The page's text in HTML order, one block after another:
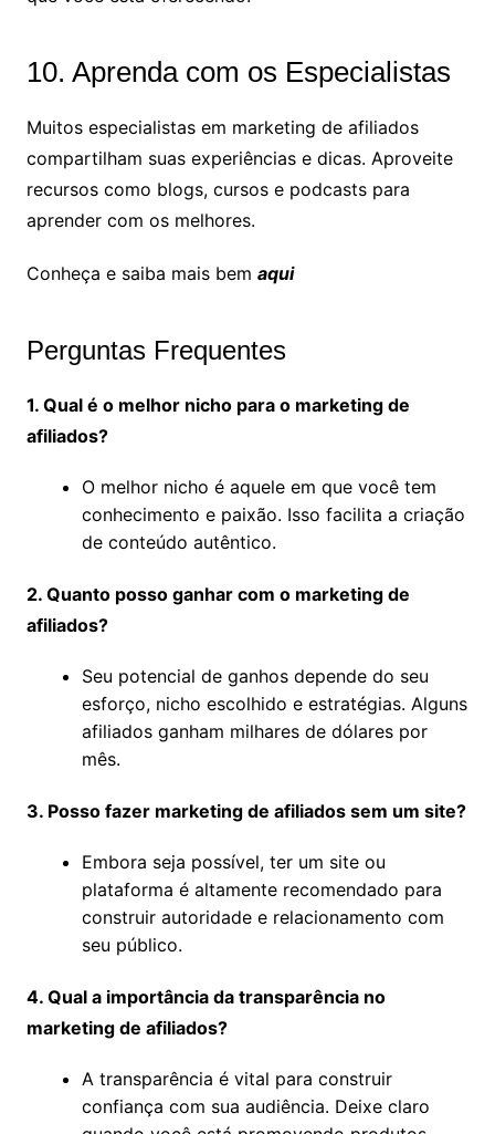
10. Aprenda com os Especialistas
Muitos especialistas em marketing de afiliados
compartilham suas experiências e dicas. Aproveite
recursos como blogs, cursos e podcasts para
aprender com os melhores.
Conheça e saiba mais bem aqui
Perguntas Frequentes
1. Qual é o melhor nicho para o marketing de
afiliados?
O melhor nicho é aquele em que você tem
conhecimento e paixão. Isso facilita a criação
de conteúdo autêntico.
2. Quanto posso ganhar com o marketing de
afiliados?
Seu potencial de ganhos depende do seu
esforço, nicho escolhido e estratégias. Alguns
afiliados ganham milhares de dólares por
mês.
3. Posso fazer marketing de afiliados sem um site?
Embora seja possível, ter um site ou
plataforma é altamente recomendado para
construir autoridade e relacionamento com
seu público.
4. Qual a importância da transparência no
marketing de afiliados?
A transparência é vital para construir
confiança com sua audiência. Deixe claro